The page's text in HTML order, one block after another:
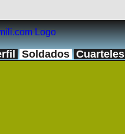
Soldados Cuarteles